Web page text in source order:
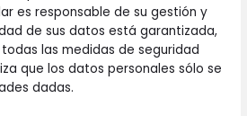
es responsable de su gestión y
de sus datos está garantizada,
las medidas de seguridad
que los datos personales sólo se
dadas.